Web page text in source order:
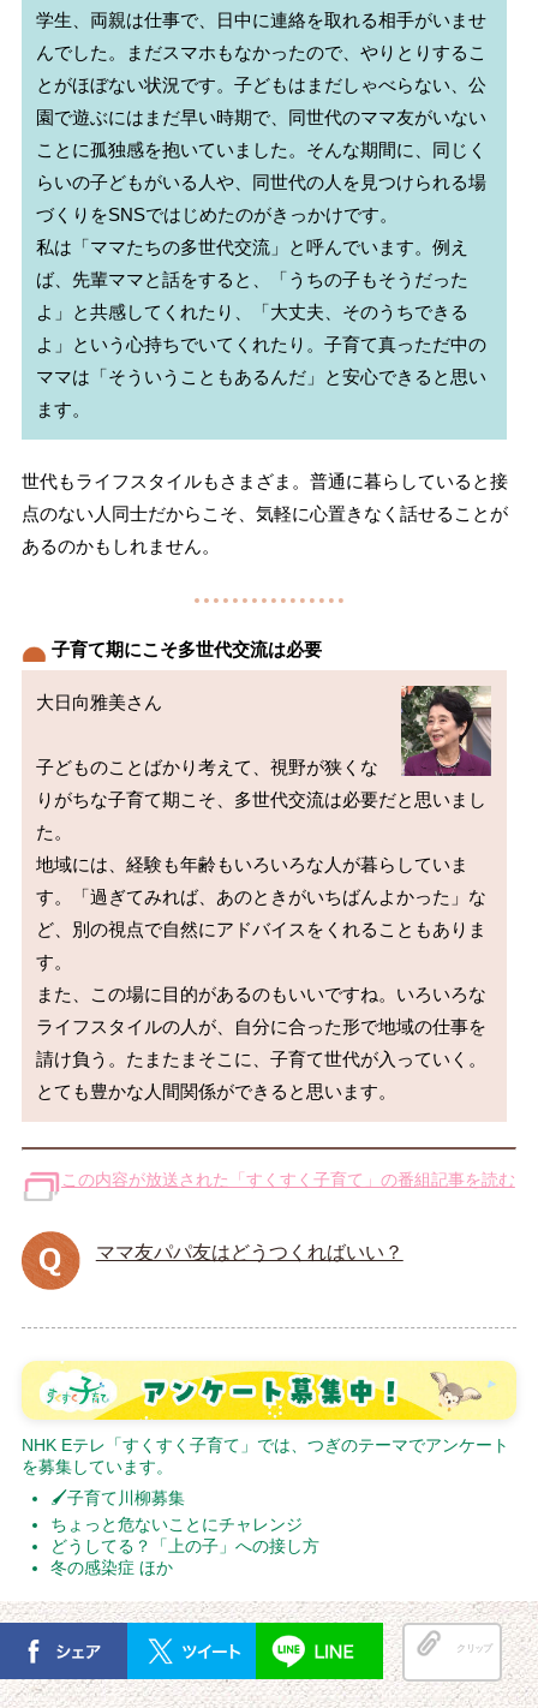
学生、両親は仕事で、日中に連絡を取れる相手がいませ
んでした。まだスマホもなかったので、やりとりするこ
とがほぼない状況です。子どもはまだしゃべらない、公
園で遊ぶにはまだ早い時期で、同世代のママ友がいない
ことに孤独感を抱いていました。そんな期間に、同じく
らいの子どもがいる人や、同世代の人を見つけられる場
づくりをSNSではじめたのがきっかけです。
私は「ママたちの多世代交流」と呼んでいます。例え
ば、先輩ママと話をすると、「うちの子もそうだった
よ」と共感してくれたり、「大丈夫、そのうちできる
よ」という心持ちでいてくれたり。子育て真っただ中の
ママは「そういうこともあるんだ」と安心できると思い
世代もライフスタイルもさまざま。普通に暮らしていると接
点のない人同士だからこそ、気軽に心置きなく話せることが
あるのかもしれません。
子育て期にこそ多世代交流は必要
大日向雅美さん
子どものことばかり考えて、視野が狭くな
りがちな子育て期こそ、多世代交流は必要だと思いまし
た。
地域には、経験も年齢もいろいろな人が暮らしていま
す。「過ぎてみれば、あのときがいちばんよかった」な
ど、別の視点で自然にアドバイスをくれることもありま
す。
また、この場に目的があるのもいいですね。いろいろな
ライフスタイルの人が、自分に合った形で地域の仕事を
請け負う。たまたまそこに、子育て世代が入っていく。
この内容が放送された「すくすく子育て」の番組記事を読む
ママ友パパ友はどうつくればいい？
NHK Eテレ「すくすく子育て」では、つぎのテーマでアンケート
を募集しています。
🖌子育て川柳募集
ちょっと危ないことにチャレンジ
どうしてる？「上の子」への接し方
冬の感染症 ほか
クリップ